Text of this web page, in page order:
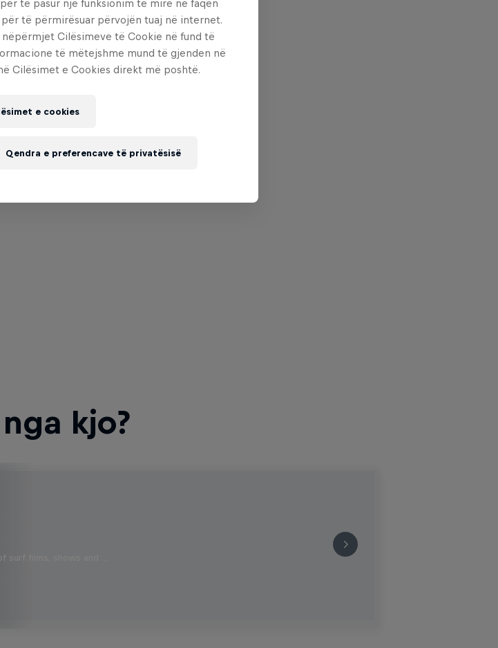
kjo?
surf films, shows and …
të pasur një funksionim të mirë në faqen
të përmirësuar përvojën tuaj në internet.
Cilësimeve të Cookie në fund të
të mëtejshme mund të gjenden në
Cilësimet e Cookies direkt më poshtë.
e cookies
Qendra e preferencave të privatësisë